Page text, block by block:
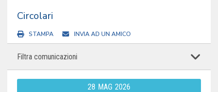
Circolari
STAMPA INVIA AD UN AMICO
Filtra comunicazioni
28 MAG 2026